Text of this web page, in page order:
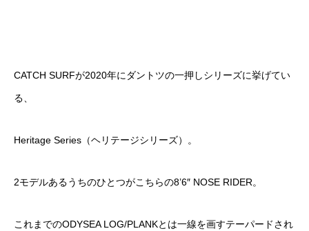
CATCH SURFが2020年にダントツの一押しシリーズに挙げてい
る、
Heritage Series（ヘリテージシリーズ）。
2モデルあるうちのひとつがこちらの8’6″ NOSE RIDER。
これまでのODYSEA LOG/PLANKとは一線を画すテーパードされ